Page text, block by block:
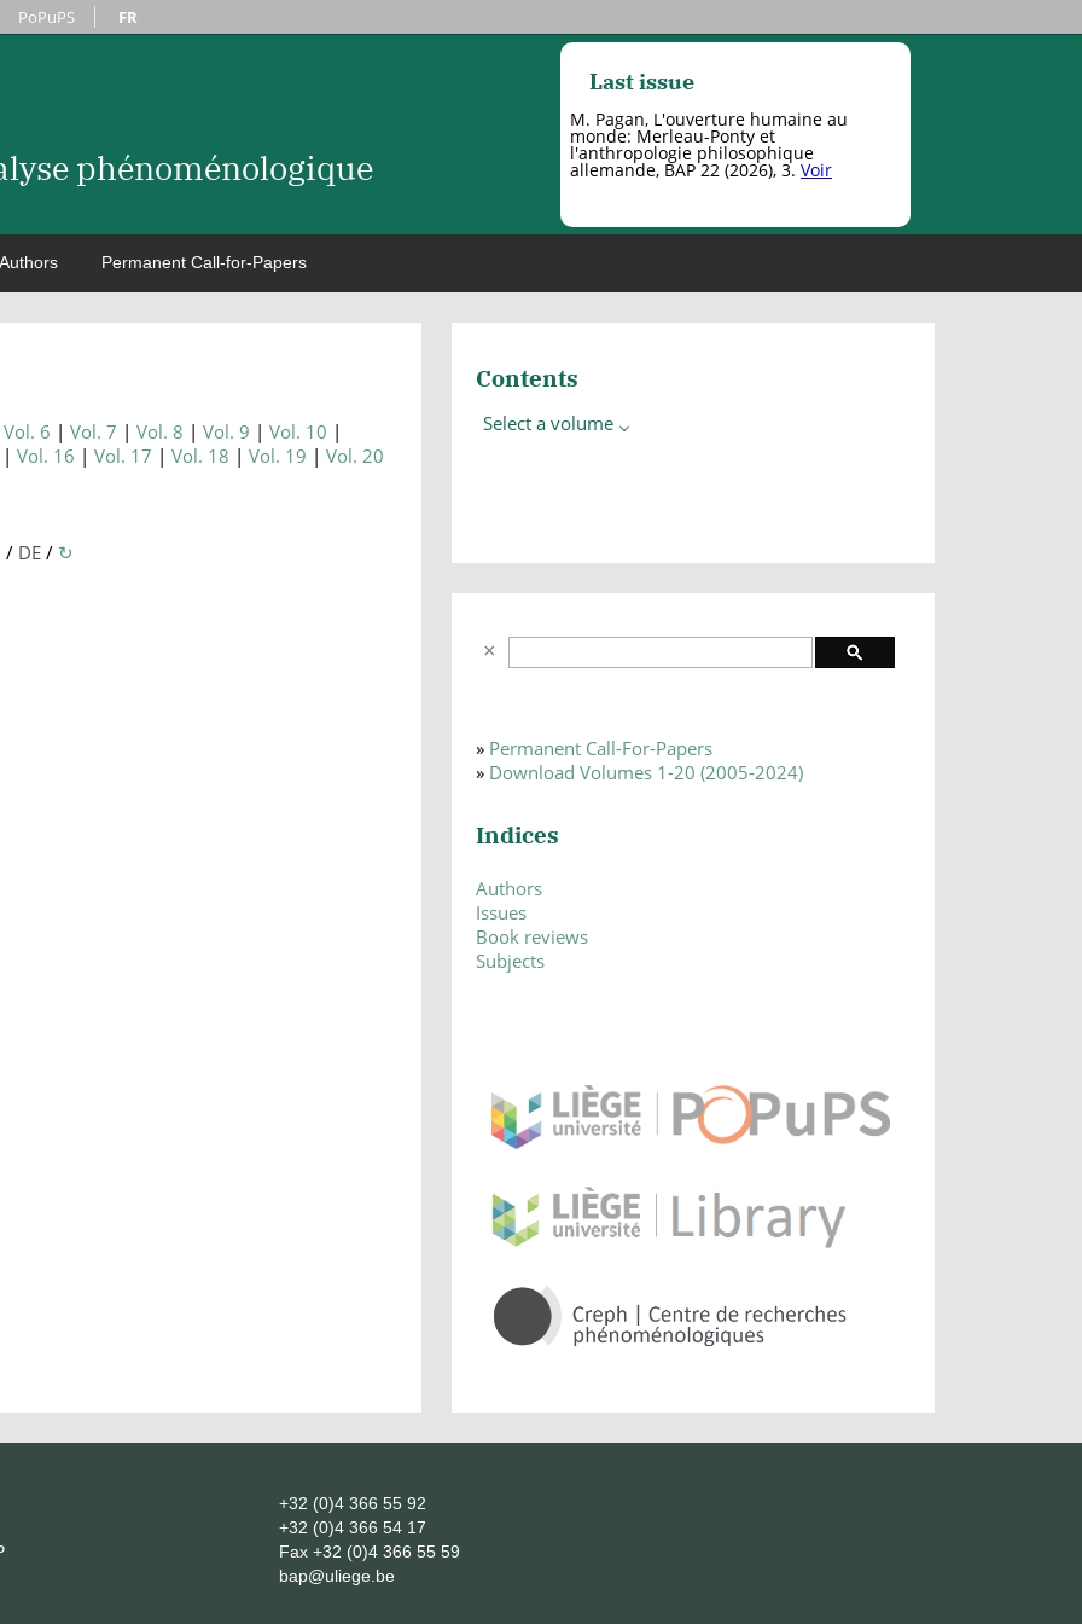
PoPuPS FR
phénoménologique
Last issue
M. Pagan, L'ouverture humaine au
monde: Merleau-Ponty et
l'anthropologie philosophique
allemande, BAP 22 (2026), 3. Voir
Authors Permanent Call-for-Papers
Vol. 6 Vol. 7 Vol. 8 Vol. 9
Vol. 10
Vol. 16
Vol. 17 Vol. 18 Vol. 19 Vol. 20
/ DE / ↻
Contents
Select a volume
» Permanent Call-For-Papers
» Download Volumes 1-20 (2005-2024)
Indices
Authors
Issues
Book reviews
Subjects
+32 (0)4 366 55 92
+32 (0)4 366 54 17
Fax +32 (0)4 366 55 59
bap@uliege.be